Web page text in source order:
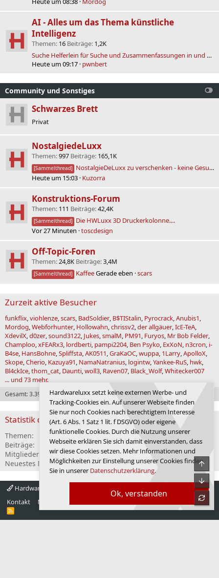
AI - Alles um das Thema künstliche
Intelligenz
Themen 16 Beiträge 1,2K
Suche Helferlein für Suche und Zusammenfassungen in und von lokalen Sourcen
Heute um 09:17 pwnbert
Community und Sonstiges
Schwarzes Brett
Privat
NostalgiedeLuxx
Themen 997 Beiträge 165,1K
[Sammelthread] NostalgieDeLuxx zu verschenken - keine Gesuche!
Heute um 15:03 Kuzorra
Konstruktions-Forum
Themen 111 Beiträge 42,4K
[Sammelthread] Die HWLuxx 3D Druckerkolonne....
Vor 27 Minuten toscdesign
Off-Topic-Foren
Themen 24,8K Beiträge 3,4M
[Sammelthread] KaffeeGerade eben scars
Zurzeit aktive Besucher
funkflix viohlenze scars BadSoldier B$TIStalin Pyrocrack Anubis1
Mordog Webforhunter Hollowahn chrissv2 der allgäuer IcE-TeA
XdevilX d0zer sound3122 Jukes smalM PM91 Furyos Mr Bob Felder
Champloo xFEARx3 lordberti pampi2204 Ben Psyko ExXoN n3cron i-
B4se HansBohne Spliffsta AK0511 GraKaOC wuppa 1Larry ApolloX
Skope Cherio Kazuya91 NamaNatranius logintw Yankee-RuS hwk
Bl4ckIce thom_cat Daunti woll3 Raven07 Black_Wolf Whitecker007
... und 73 mehr.
Gesamt: 3.393 (Mitglieder: 123, Gäste: 3.270)
Statistik des Forums
Themen
1.169.423
Beiträge
28.691.966
Mitglieder
309.110
Neuestes Mitglied
Am08
Hardwareluxx 4.0
Kontakt
Nutzungsbedingungen Startseite
R
Ok, verstanden
Hardwareluxx setzt keine externen Werbe- und
Tracking-Cookies ein. Auf unserer Webseite finden
Sie nur noch Cookies nach berechtigtem Interesse
(Art. 6 Abs. 1 Satz 1 lit. f DSGVO) oder eigene
funktionelle Cookies. Durch die Nutzung unserer
Webseite erklären Sie sich damit einverstanden, dass
wir diese Cookies setzen. Mehr Informationen und
Möglichkeiten zur Einstellung unserer Cookies finden
Sie in unserer Datenschutzerklärung.